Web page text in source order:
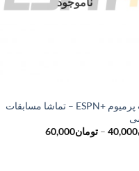
اکانت پرمیوم +ESPN – تماشا مسابقات
40,000
– تومان60,000محدوده